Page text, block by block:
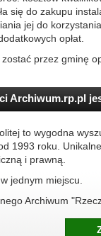
się do zakupu
jej do
opłat.
zostać przez gminę
Archiwum.rp.pl
to wygodna
1993 roku.
i prawną.
jednym miejscu.
Archiwum